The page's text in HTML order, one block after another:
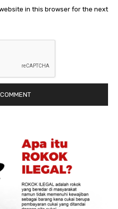
in this browser for the next